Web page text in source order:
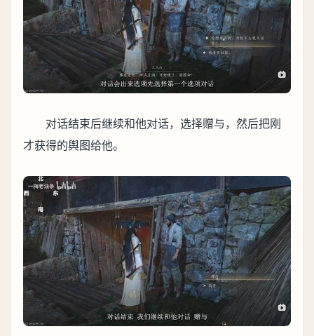
对话结束后继续和他对话，选择赠与，然后把刚
才获得的舆图给他。